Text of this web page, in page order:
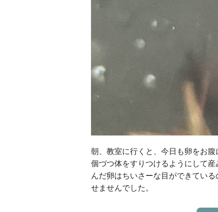
朝、教室に行くと、今日も卵をお
個づつ体をすりつけるようにして
んだ卵はちいさーな目ができてい
せませんでした。